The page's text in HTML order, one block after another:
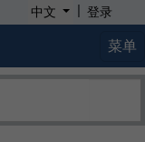
中文 | 登录
菜单